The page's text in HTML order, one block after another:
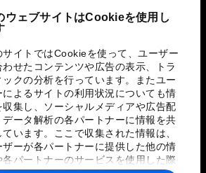
ウェブサイトはCookieを使用し
サイトではCookieを使って、ユーザー
わせたコンテンツや広告の表示、トラ
ックの分析を行っています。またユー
によるサイトの利用状況についても情
収集し、ソーシャルメディアや広告配
データ解析の各パートナーに情報を共
ています。ここで収集された情報は、
ザーが各パートナーに提供した他の情
各パートナーのサービスを使用した際
取り組み